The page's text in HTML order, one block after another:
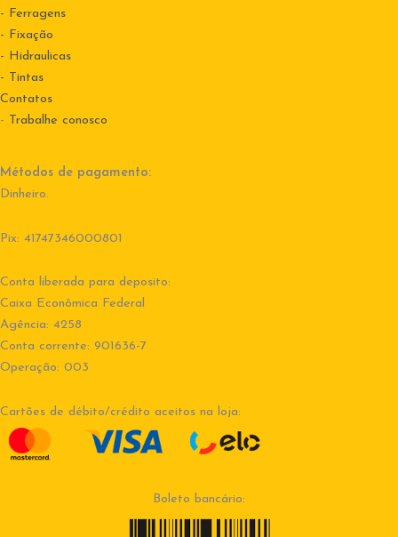
- Ferragens
- Fixação
- Hidraulicas
- Tintas
Contatos
- Trabalhe conosco
Métodos de pagamento:
Dinheiro.
Pix: 41747346000801
Conta liberada para deposito:
Caixa Econômica Federal
Agência: 4258
Conta corrente: 901636-7
Operação: 003
Cartões de débito/crédito aceitos na loja:
Boleto bancário: